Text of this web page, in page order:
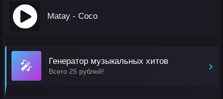
Matay - Coco
🎤 Генератор музыкальных хитов
Всего 25 рублей! ›